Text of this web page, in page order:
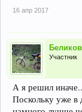
16 апр 2017
Участник
А я решил
Поскольку уже в